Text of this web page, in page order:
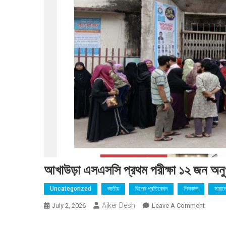
আখাউড়া এসএসসি প্রথম পরীক্ষা ১২ জন
Uncategorized জাতীয় বিশেষ প্রতিবেদন শিক্ষাঙ্গন
July 2, 2026 Ajker Desh Leave A CommentOn